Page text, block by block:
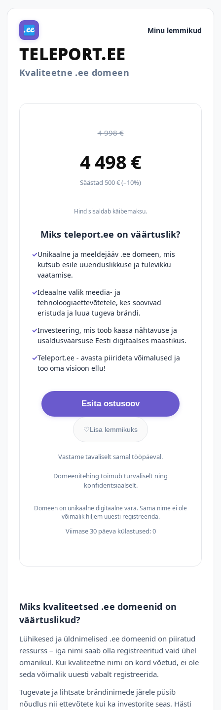
Minu lemmikud
TELEPORT.EE
Kvaliteetne .ee domeen
4 998 €
4 498 €
Säästad 500 € (–10%)
Hind sisaldab käibemaksu.
Miks teleport.ee on väärtuslik?
Unikaalne ja meeldejääv .ee domeen, mis
kutsub esile uuenduslikkuse ja tulevikku
vaatamise.
Ideaalne valik meedia- ja
tehnoloogiaettevõtetele, kes soovivad
eristuda ja luua tugeva brändi.
Investeering, mis toob kaasa nähtavuse ja
usaldusväärsuse Eesti digitaalses maastikus.
Teleport.ee - avasta piirideta võimalused ja
too oma visioon ellu!
Esita ostusoov
♡Lisa lemmikuks
Vastame tavaliselt samal tööpäeval.
Domeenitehing toimub turvaliselt ning
konfidentsiaalselt.
Domeen on unikaalne digitaalne vara. Sama nime ei ole
võimalik hiljem uuesti registreerida.
Viimase 30 päeva külastused: 0
Miks kvaliteetsed .ee domeenid on
väärtuslikud?
Lühikesed ja üldnimelised .ee domeenid on piiratud
ressurss – iga nimi saab olla registreeritud vaid ühel
omanikul. Kui kvaliteetne nimi on kord võetud, ei ole
seda võimalik uuesti vabalt registreerida.
Tugevate ja lihtsate brändinimede järele püsib
nõudlus nii ettevõtete kui ka investorite seas. Hästi